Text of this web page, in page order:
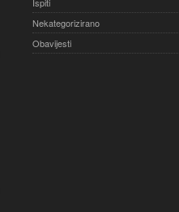
Nekategorizirano
Obavijesti